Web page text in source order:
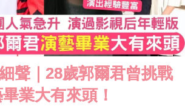
聲｜28歲郭爾君曾挑戰
業大有來頭！